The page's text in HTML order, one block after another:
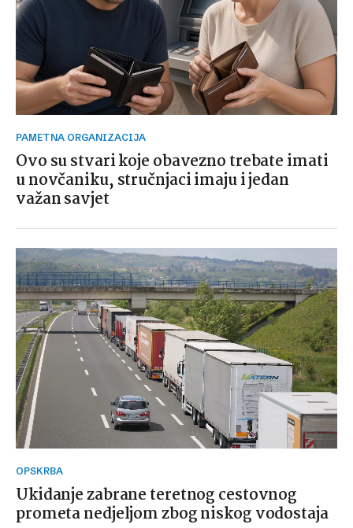
PAMETNA ORGANIZACIJA
Ovo su stvari koje obavezno trebate imati
u novčaniku, stručnjaci imaju i jedan
važan savjet
OPSKRBA
Ukidanje zabrane teretnog cestovnog
prometa nedjeljom zbog niskog vodostaja